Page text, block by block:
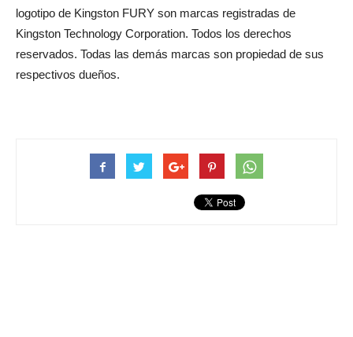
logotipo de Kingston FURY son marcas registradas de
Kingston Technology Corporation. Todos los derechos
reservados. Todas las demás marcas son propiedad de sus
respectivos dueños.